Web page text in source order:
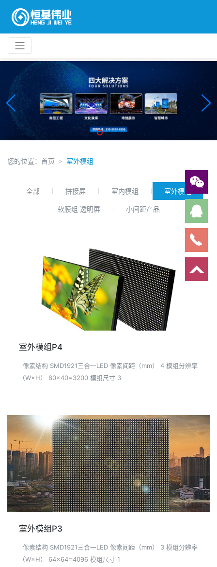
您的位置： 首页 室外模组
全部 拼接屏 室内模组 室外模组
软膜组 透明屏 小间距产品
室外模组P4
像素结构 SMD1921三合一LED 像素间距（mm） 4 模组分辨率
（W×H） 80×40=3200 模组尺寸 3
室外模组P3
像素结构 SMD1921三合一LED 像素间距（mm） 3 模组分辨率
（W×H） 64×64=4096 模组尺寸 1